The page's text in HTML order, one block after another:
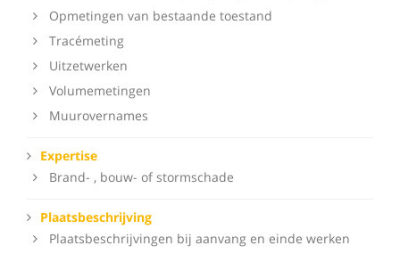
Opmetingen van bestaande toestand
Tracémeting
Uitzetwerken
Volumemetingen
Muurovernames
Expertise
Brand- , bouw- of stormschade
Plaatsbeschrijving
Plaatsbeschrijvingen bij aanvang en einde werken